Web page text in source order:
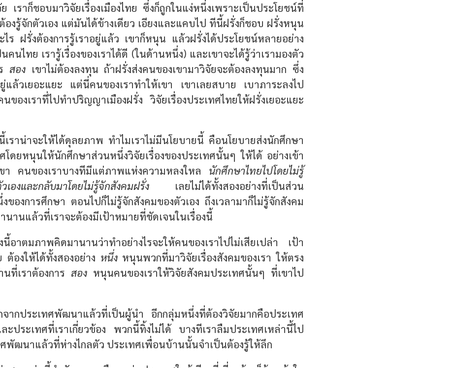
เราก็ชอบมาวิจัยเรื่องเมืองไทย ซึ่งก็ถูกในแง่หนึ่งเพราะเป็นประโยชน์ที่
องรู้จักตัวเอง แต่มันได้ข้างเดียว เอียงและแคบไป ทีนี้ฝรั่งก็ชอบ ฝรั่งหนุน
ไร ฝรั่งต้องการรู้เราอยู่แล้ว เขาก็หนุน แล้วฝรั่งได้ประโยชน์หลายอย่าง
นคนไทย เรารู้เรื่องของเราได้ดี (ในด้านหนึ่ง) และเขาจะได้รู้ว่าเรามองตัว
สองเขาไม่ต้องลงทุน ถ้าฝรั่งส่งคนของเขามาวิจัยจะต้องลงทุนมาก ซึ่ง
แล้วเยอะแยะ แต่นี่คนของเราทำให้เขา เขาเลยสบาย เบาภาระลงไป
ของเราที่ไปทำปริญญาเมืองฝรั่ง วิจัยเรื่องประเทศไทยให้ฝรั่งเยอะแยะ
เราน่าจะให้ได้ดุลยภาพ ทำไมเราไม่มีนโยบายนี้ คือนโยบายส่งนักศึกษา
โดยหนุนให้นักศึกษาส่วนหนึ่งวิจัยเรื่องของประเทศนั้นๆ ให้ได้ อย่างเข้า
า คนของเราบางทีมีแต่ภาพแห่งความหลงใหล นักศึกษาไทยไปโดยไม่รู้
เองและกลับมาโดยไม่รู้จักสังคมฝรั่ง เลยไม่ได้ทั้งสองอย่างที่เป็นส่วน
องการศึกษา ตอนไปก็ไม่รู้จักสังคมของตัวเอง ถึงเวลามาก็ไม่รู้จักสังคม
านานแล้วที่เราจะต้องมีเป้าหมายที่ชัดเจนในเรื่องนี้
นี้อาตมภาพคิดมานานว่าทำอย่างไรจะให้คนของเราไปไม่เสียเปล่า เป้า
ต้องให้ได้ทั้งสองอย่าง หนึ่งหนุนพวกที่มาวิจัยเรื่องสังคมของเรา ให้ตรง
นที่เราต้องการ สอง หนุนคนของเราให้วิจัยสังคมประเทศนั้นๆ ที่เขาไป
ากประเทศพัฒนาแล้วที่เป็นผู้นำ อีกกลุ่มหนึ่งที่ต้องวิจัยมากคือประเทศ
ประเทศที่เราเกี่ยวข้อง พวกนี้ทิ้งไม่ได้ บางทีเราลืมประเทศเหล่านี้ไป
ศพัฒนาแล้วที่ห่างไกลตัว ประเทศเพื่อนบ้านนั้นจำเป็นต้องรู้ให้ลึก